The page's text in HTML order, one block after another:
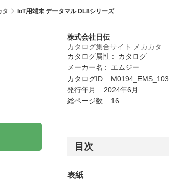
タ IoT用端末 データマル DL8シリーズ
株式会社日伝
カタログ集合サイト メカカタ
カタログ属性 : カタログ
メーカー名 : エムジー
カタログID : M0194_EMS_103
発行年月 : 2024年6月
総ページ数 : 16
目次
表紙